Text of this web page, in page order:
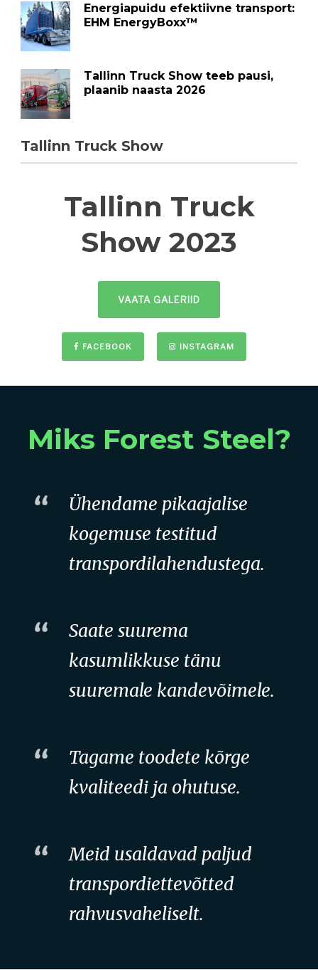
Energiapuidu efektiivne transport:
EHM EnergyBoxx™
Tallinn Truck Show teeb pausi,
plaanib naasta 2026
Tallinn Truck Show
Tallinn Truck
Show 2023
VAATA GALERIID
FACEBOOK INSTAGRAM
Miks Forest Steel?
Ühendame pikaajalise
kogemuse testitud
transpordilahendustega.
Saate suurema
kasumlikkuse tänu
suuremale kandevõimele.
Tagame toodete kõrge
kvaliteedi ja ohutuse.
Meid usaldavad paljud
transpordiettevõtted
rahvusvaheliselt.